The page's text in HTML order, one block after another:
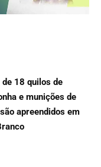
de 18 quilos de
e munições de
apreendidos em